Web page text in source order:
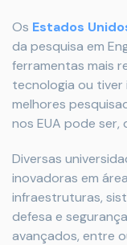
Os Estados
da pesquisa em
ferramentas mais
tecnologia ou tiver
melhores
nos EUA pode ser,
Diversas
inovadoras em
infraestruturas,
defesa e
avançados, entre